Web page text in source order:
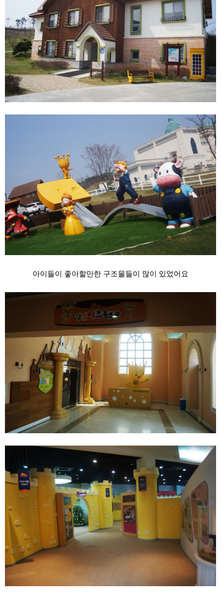
아이들이 좋아할만한 구조물들이 많이 있었어요